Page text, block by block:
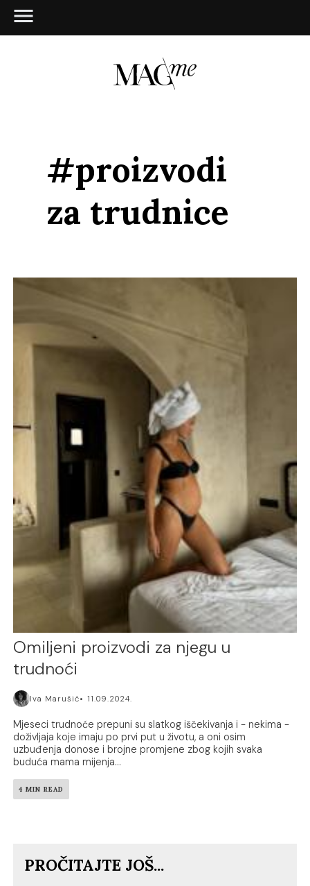
#proizvodi
za trudnice
Omiljeni proizvodi za njegu u
trudnoći
Iva Marušić 11.09.2024.
Mjeseci trudnoće prepuni su slatkog iščekivanja i - nekima -
doživljaja koje imaju po prvi put u životu, a oni osim
uzbuđenja donose i brojne promjene zbog kojih svaka
buduća mama mijenja...
4 MIN READ
PROČITAJTE JOŠ...